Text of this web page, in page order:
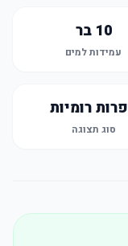
10 בר
עמידות למים
רומיות
סוג תצוגה